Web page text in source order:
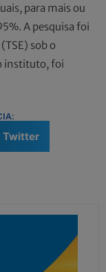
para mais ou
A pesquisa foi
sob o
instituto, foi
Twitter